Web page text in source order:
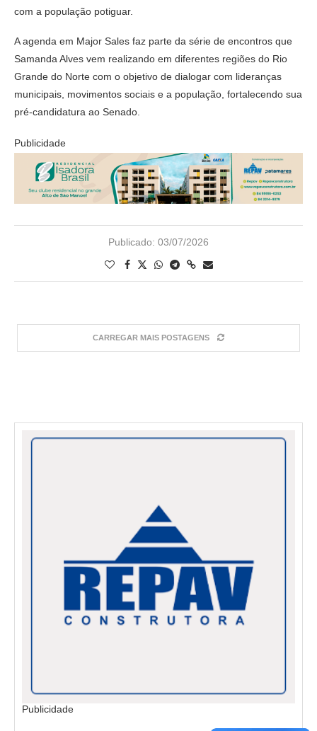
com a população potiguar.
A agenda em Major Sales faz parte da série de encontros que
Samanda Alves vem realizando em diferentes regiões do Rio
Grande do Norte com o objetivo de dialogar com lideranças
municipais, movimentos sociais e a população, fortalecendo sua
pré-candidatura ao Senado.
Publicidade
Publicado: 03/07/2026
CARREGAR MAIS POSTAGENS
Publicidade